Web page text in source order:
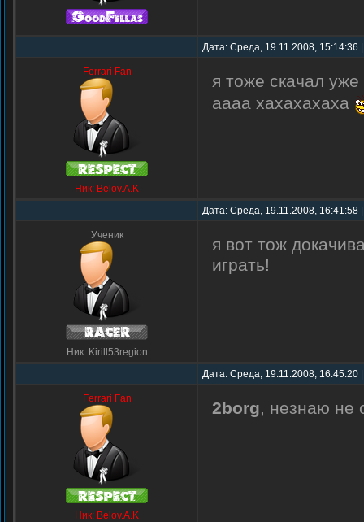
Дата: Среда, 19.11.2008,
Ferrari Fan
Ник: Belov.A.K
я тоже скачал
аааа хахахахаха
Дата: Среда, 19.11.2008,
Ученик
Ник: Kirill53region
я вот тож
играть!
Дата: Среда, 19.11.2008,
Ferrari Fan
Ник: Belov.A.K
2borg, незнаю не